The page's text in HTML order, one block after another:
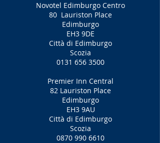
Novotel Edimburgo Centro
80 Lauriston Place
Edimburgo
EH3 9DE
Città di Edimburgo
Scozia
0131 656 3500
Premier Inn Central
82 Lauriston Place
Edimburgo
EH3 9AU
Città di Edimburgo
Scozia
0870 990 6610